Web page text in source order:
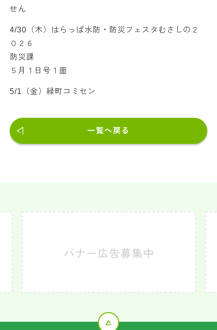
せん
4/30（木）はらっぱ水防・防災フェスタむさしの２
０２６
防災課
５月１日号１面
5/1（金）緑町コミセン
一覧へ戻る